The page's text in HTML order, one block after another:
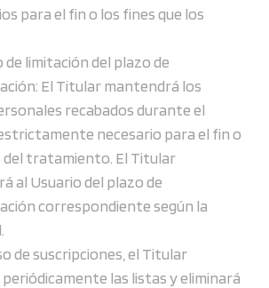
para el fin o los fines que los
de limitación del plazo de
El Titular mantendrá los
recabados durante el
necesario para el fin o
del tratamiento. El Titular
al Usuario del plazo de
correspondiente según la
de suscripciones, el Titular
las listas y eliminará